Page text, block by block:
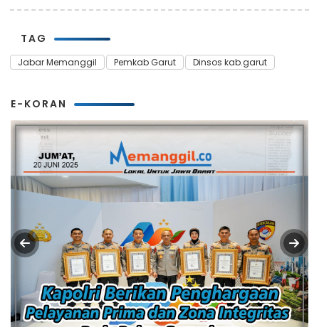
TAG
Jabar Memanggil Pemkab Garut Dinsos kab.garut
E-KORAN